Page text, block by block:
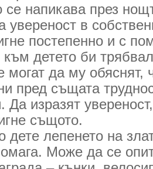
напикава през
увереност в
постепенно и с
детето би
могат да му обяснят,
пред същата
Да изразят
същото.
дете лепенето на
Може да се